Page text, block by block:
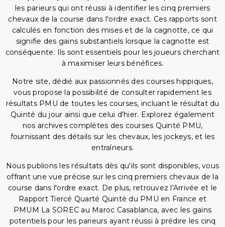
les parieurs qui ont réussi à identifier les cinq premiers
chevaux de la course dans l'ordre exact. Ces rapports sont
calculés en fonction des mises et de la cagnotte, ce qui
signifie des gains substantiels lorsque la cagnotte est
conséquente. Ils sont essentiels pour les joueurs cherchant
à maximiser leurs bénéfices.
Notre site, dédié aux passionnés des courses hippiques,
vous propose la possibilité de consulter rapidement les
résultats PMU de toutes les courses, incluant le résultat du
Quinté du jour ainsi que celui d'hier. Explorez également
nos archives complètes des courses Quinté PMU,
fournissant des détails sur les chevaux, les jockeys, et les
entraîneurs.
Nous publions les résultats dès qu'ils sont disponibles, vous
offrant une vue précise sur les cinq premiers chevaux de la
course dans l'ordre exact. De plus, retrouvez l'Arrivée et le
Rapport Tiercé Quarté Quinté du PMU en France et
PMUM La SOREC au Maroc Casablanca, avec les gains
potentiels pour les parieurs ayant réussi à prédire les cinq